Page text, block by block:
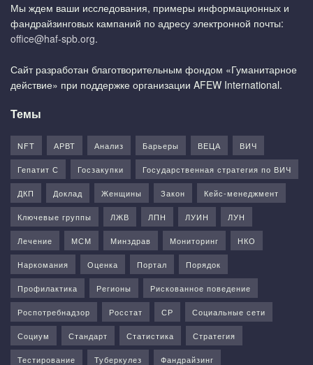
Мы ждем ваши исследования, примеры информационных и
фандрайзинговых кампаний по адресу электронной почты:
office@haf-spb.org.
Сайт разработан благотворительным фондом «Гуманитарное
действие» при поддержке организации AFEW International.
Темы
NFT АРВТ Анализ Барьеры ВЕЦА ВИЧ
Гепатит С Госзакупки Государственная стратегия по ВИЧ
ДКП Доклад Женщины Закон Кейс-менеджмент
Ключевые группы ЛЖВ ЛПН ЛУИН ЛУН
Лечение МСМ Минздрав Мониторинг НКО
Наркомания Оценка Портал Порядок
Профилактика Регионы Рискованное поведение
Роспотребнадзор Росстат СР Социальные сети
Социум Стандарт Статистика Стратегия
Тестирование Туберкулез Фандрайзинг